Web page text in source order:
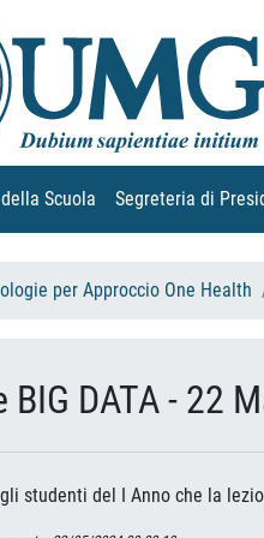
Scuola (current)
Segreteria di
per Approccio One Health
BIG DATA - 22
studenti del I Anno che la